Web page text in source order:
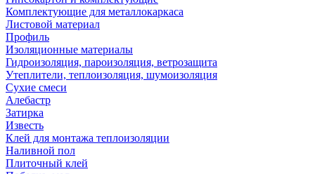
Комплектующие для металлокаркаса
Листовой материал
Профиль
Изоляционные материалы
Гидроизоляция, пароизоляция, ветрозащита
Утеплители, теплоизоляция, шумоизоляция
Сухие смеси
Алебастр
Затирка
Известь
Клей для монтажа теплоизоляции
Наливной пол
Плиточный клей